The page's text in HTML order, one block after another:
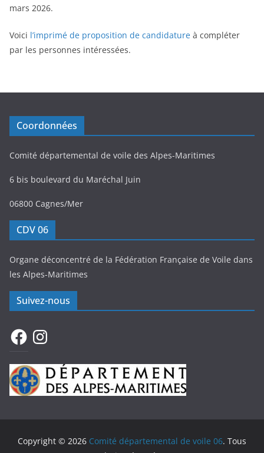
mars 2026.
Voici l’imprimé de proposition de candidature à compléter
par les personnes intéressées.
Coordonnées
Comité départemental de voile des Alpes-Maritimes
6 bis boulevard du Maréchal Juin
06800 Cagnes/Mer
CDV 06
Organe déconcentré de la Fédération Française de Voile dans
les Alpes-Maritimes
Suivez-nous
FacebookInstagram
Copyright © 2026 Comité départemental de voile 06. Tous